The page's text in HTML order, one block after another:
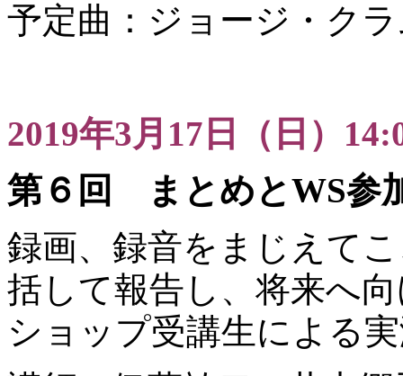
予定曲：ジョージ・ク
2019年3月17日（日）
第６回 まとめとWS参
録画、録音をまじえて
括して報告し、将来へ
ショップ受講生による